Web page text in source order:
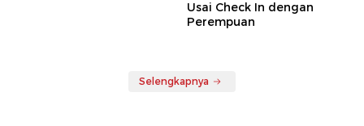
Usai Check In dengan
Perempuan
Selengkapnya